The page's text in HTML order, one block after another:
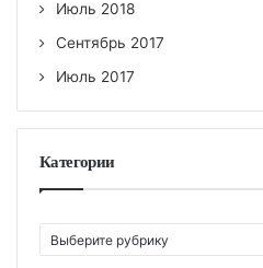
Июль 2018
Сентябрь 2017
Июль 2017
Категории
а